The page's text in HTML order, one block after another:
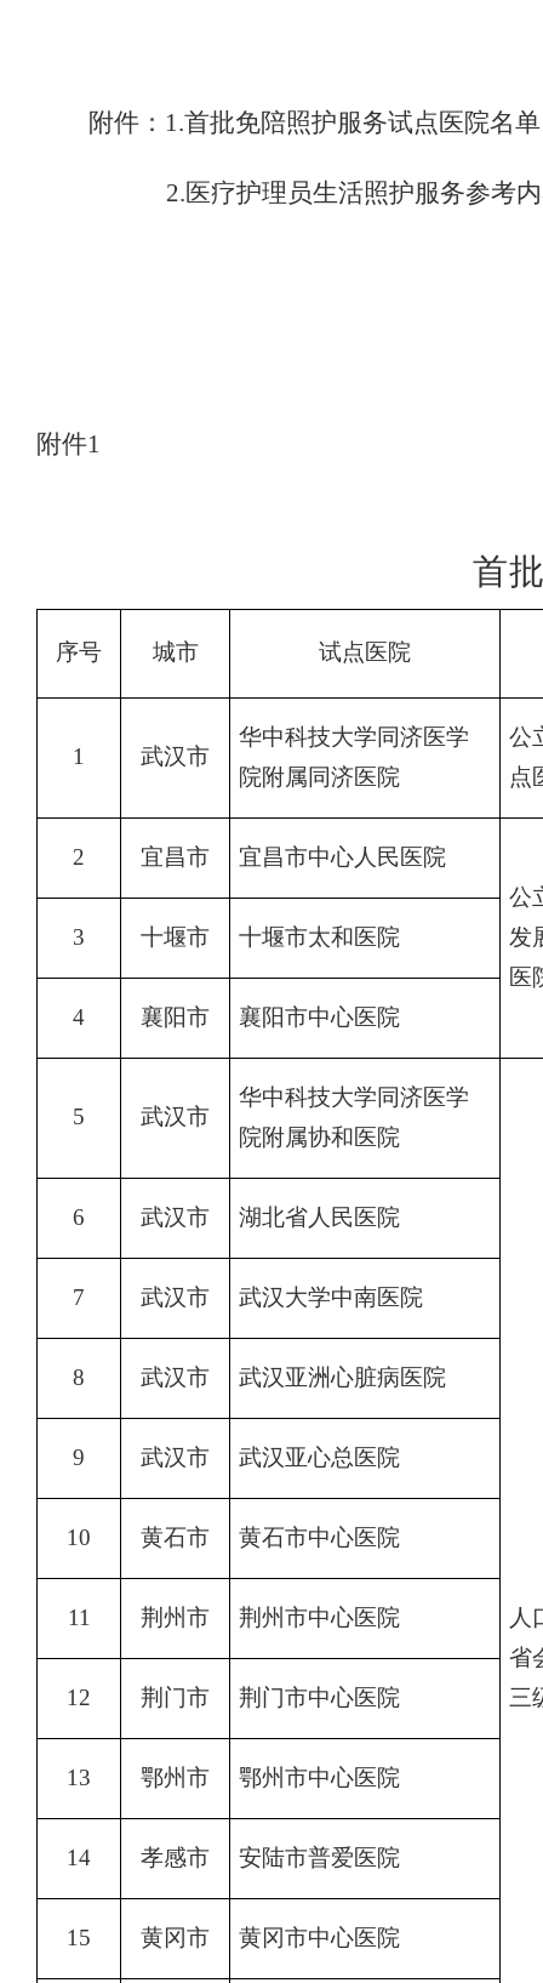
附件： 1.首批免陪照护服务试点医院名单
2.医疗护理员生活照护服务参考
附件1
首
序号 城市 试点医院
1 武汉市
华中科技大学同济医学
院附属同济医院
公
点
2 宜昌市
宜昌市中心人民医院
公
发
医
3 十堰市 十堰市太和医院
4 襄阳市 襄阳市中心医院
5 武汉市
华中科技大学同济医学
院附属协和医院
人
省
三
6 武汉市 湖北省人民医院
7 武汉市 武汉大学中南医院
8 武汉市 武汉亚洲心脏病医院
9 武汉市 武汉亚心总医院
10 黄石市 黄石市中心医院
11 荆州市 荆州市中心医院
12 荆门市 荆门市中心医院
13 鄂州市 鄂州市中心医院
14 孝感市 安陆市普爱医院
15 黄冈市 黄冈市中心医院